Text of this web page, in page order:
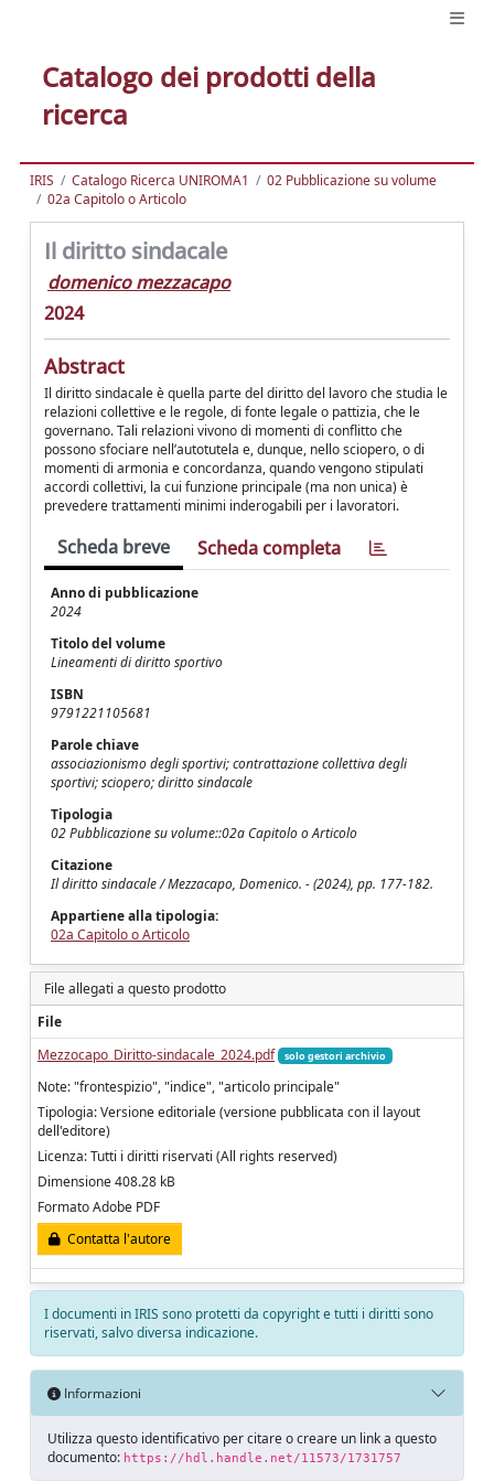
Catalogo dei prodotti della
ricerca
IRIS Catalogo Ricerca UNIROMA1
02 Pubblicazione su volume
02a Capitolo o Articolo
Il diritto sindacale
domenico mezzacapo
2024
Abstract
Il diritto sindacale è quella parte del diritto del lavoro che studia le
relazioni collettive e le regole, di fonte legale o pattizia, che le
governano. Tali relazioni vivono di momenti di conflitto che
possono sfociare nell’autotutela e, dunque, nello sciopero, o di
momenti di armonia e concordanza, quando vengono stipulati
accordi collettivi, la cui funzione principale (ma non unica) è
prevedere trattamenti minimi inderogabili per i lavoratori.
Scheda breve Scheda completa
Anno di pubblicazione
2024
Titolo del volume
Lineamenti di diritto sportivo
ISBN
9791221105681
Parole chiave
associazionismo degli sportivi; contrattazione collettiva degli
sportivi; sciopero; diritto sindacale
Tipologia
02 Pubblicazione su volume::02a Capitolo o Articolo
Citazione
Il diritto sindacale / Mezzacapo, Domenico. - (2024), pp. 177-182.
Appartiene alla tipologia:
02a Capitolo o Articolo
File allegati a questo prodotto
File
Mezzocapo_Diritto-sindacale_2024.pdf
solo gestori archivio
Note: "frontespizio", "indice", "articolo principale"
Tipologia: Versione editoriale (versione pubblicata con il layout
dell'editore)
Licenza: Tutti i diritti riservati (All rights reserved)
Dimensione 408.28 kB
Formato Adobe PDF
Contatta l'autore
I documenti in IRIS sono protetti da copyright e tutti i diritti sono
riservati, salvo diversa indicazione.
Informazioni
Utilizza questo identificativo per citare o creare un link a questo
documento: https://hdl.handle.net/11573/1731757